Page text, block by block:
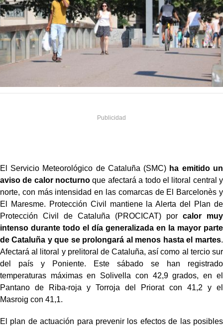
El Servicio Meteorológico de Cataluña (SMC) ha emitido un
aviso de calor nocturno que afectará a todo el litoral central y
norte, con más intensidad en las comarcas de El Barcelonès y
El Maresme. Protección Civil mantiene la Alerta del Plan de
Protección Civil de Cataluña (PROCICAT) porcalor muy
intenso durante todo el día generalizada en la mayor parte
de Cataluña y que se prolongará al menos hasta el martes.
Afectará al litoral y prelitoral de Cataluña, así como al tercio sur
del país y Poniente. Este sábado se han registrado
temperaturas máximas en Solivella con 42,9 grados, en el
Pantano de Riba-roja y Torroja del Priorat con 41,2 y el
Masroig con 41,1.
El plan de actuación para prevenir los efectos de las posibles